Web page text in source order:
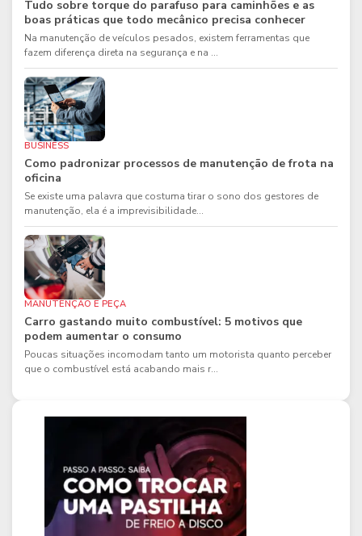
Tudo sobre torque do parafuso para caminhões e as
boas práticas que todo mecânico precisa conhecer
Na manutenção de veículos pesados, existem ferramentas que
fazem diferença direta na segurança e na ...
BUSINESS
Como padronizar processos de manutenção de frota na
oficina
Se existe uma palavra que costuma tirar o sono dos gestores de
manutenção, ela é a imprevisibilidade...
MANUTENÇÃO E PEÇA
Carro gastando muito combustível: 5 motivos que
podem aumentar o consumo
Poucas situações incomodam tanto um motorista quanto perceber
que o combustível está acabando mais r...